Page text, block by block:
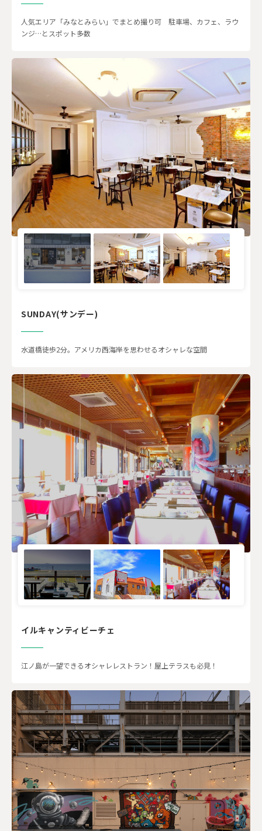
人気エリア「みなとみらい」でまとめ撮り可 駐車場、カフェ、ラウ
ンジ…とスポット多数
SUNDAY(サンデー)
水道橋徒歩2分。アメリカ西海岸を思わせるオシャレな空間
イルキャンティビーチェ
江ノ島が一望できるオシャレレストラン！屋上テラスも必見！